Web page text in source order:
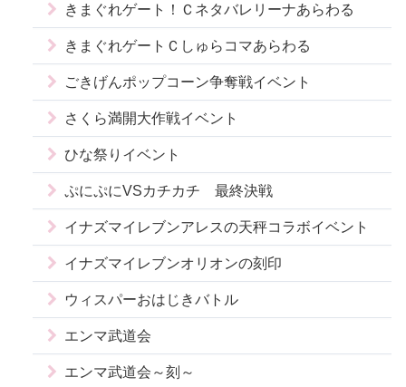
きまぐれゲート！Ｃネタバレリーナあらわる
きまぐれゲートＣしゅらコマあらわる
ごきげんポップコーン争奪戦イベント
さくら満開大作戦イベント
ひな祭りイベント
ぷにぷにVSカチカチ 最終決戦
イナズマイレブンアレスの天秤コラボイベント
イナズマイレブンオリオンの刻印
ウィスパーおはじきバトル
エンマ武道会
エンマ武道会～刻～